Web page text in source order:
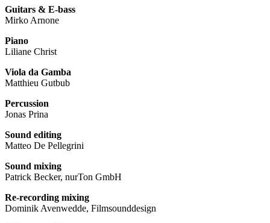
Guitars & E-bass
Mirko Arnone
Piano
Liliane Christ
Viola da Gamba
Matthieu Gutbub
Percussion
Jonas Prina
Sound editing
Matteo De Pellegrini
Sound mixing
Patrick Becker, nurTon GmbH
Re-recording mixing
Dominik Avenwedde, Filmsounddesign